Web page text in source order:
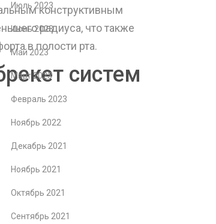
конструктивным
радиуса, что также
в полости рта.
систем
Июль 2023
Июнь 2023
Май 2023
Март 2023
Февраль 2023
Ноябрь 2022
Декабрь 2021
Ноябрь 2021
Октябрь 2021
Сентябрь 2021